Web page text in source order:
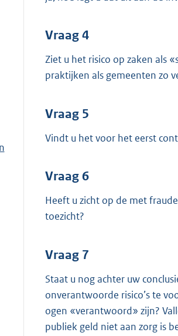
Vraag 4
Ziet u het risico op zaken als
praktijken als gemeenten zo
Vraag 5
Vindt u het voor het eerst
Vraag 6
Heeft u zicht op de met
toezicht?
Vraag 7
Staat u nog achter uw
onverantwoorde risico’s te
ogen «verantwoord» zijn?
publiek geld niet aan zorg is